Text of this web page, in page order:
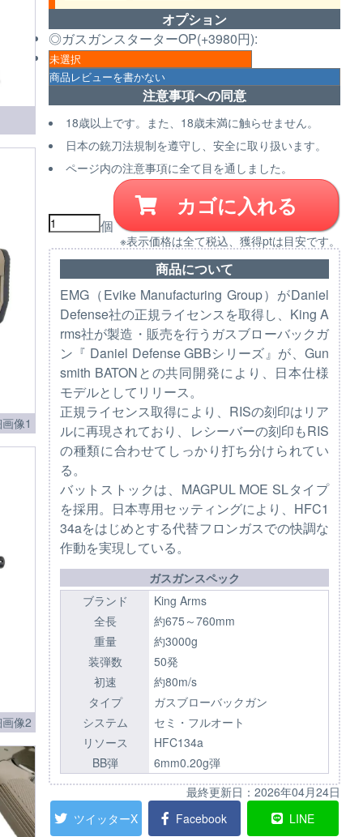
オプション
◎ガスガンスターターOP(+3980円):
注意事項への同意
18歳以上です。また、18歳未満に触らせません。
日本の銃刀法規制を遵守し、安全に取り扱います。
ページ内の注意事項に全て目を通しました。
個
カゴに入れる
※表示価格は全て税込、獲得ptは目安です。
商品について
EMG（Evike Manufacturing Group）がDaniel
Defense社の正規ライセンスを取得し、King A
rms社が製造・販売を行うガスブローバックガ
ン『 Daniel Defense GBBシリーズ』が、Gun
smith BATONとの共同開発により、日本仕様
モデルとしてリリース。
正規ライセンス取得により、RISの刻印はリア
ルに再現されており、レシーバーの刻印もRIS
の種類に合わせてしっかり打ち分けられてい
る。
バットストックは、MAGPUL MOE SLタイプ
を採用。日本専用セッティングにより、HFC1
34aをはじめとする代替フロンガスでの快調な
作動を実現している。
ガスガンスペック
ブランド
King Arms
全長
約675～760mm
重量
約3000g
装弾数
50発
初速
約80m/s
タイプ
ガスブローバックガン
システム
セミ・フルオート
リソース
HFC134a
BB弾
6mm0.20g弾
最終更新日： 2026年04月24日
ツイッターX
Facebook LINE
像1
像2